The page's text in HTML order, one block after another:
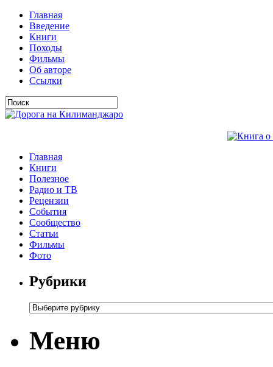
Главная
Введение
Книги
Походы
Фильмы
Об авторе
Ссылки
Главная
Книги
Полезное
Радио и ТВ
Рецензии
События
Сообщество
Статьи
Фильмы
Фото
Рубрики
Меню